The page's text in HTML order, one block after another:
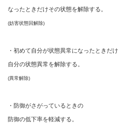
なったときだけその状態を解除する。
(妨害状態回解除)
・初めて自分が状態異常になったときだけ
自分の状態異常を解除する。
(異常解除)
・防御がさがっているときの
防御の低下率を軽減する。